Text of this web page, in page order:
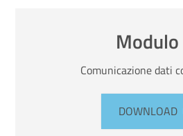
Modulo
Comunicazione dati
DOWNLOAD